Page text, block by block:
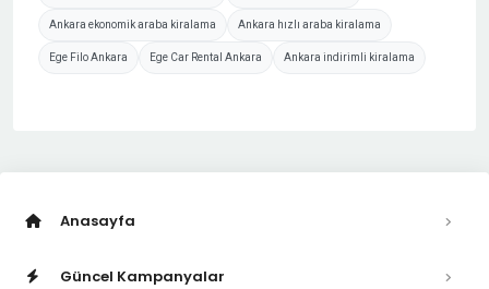
Ankara ekonomik araba kiralama Ankara hızlı araba kiralama
Ege Filo Ankara Ege Car Rental Ankara Ankara indirimli kiralama
Anasayfa
Güncel Kampanyalar